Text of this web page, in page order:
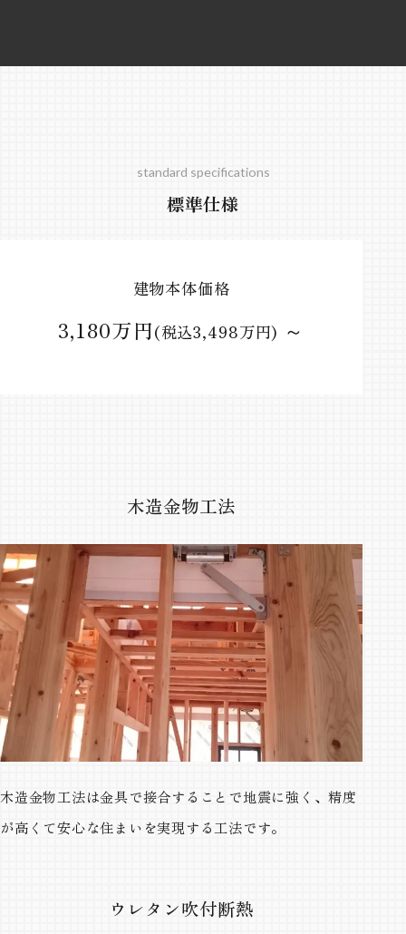
standard specifications
標準仕様
建物本体価格
3,180万円(税込3,498万円) ～
木造金物工法
木造金物工法は金具で接合することで地震に強く、精度
が高くて安心な住まいを実現する工法です。
ウレタン吹付断熱